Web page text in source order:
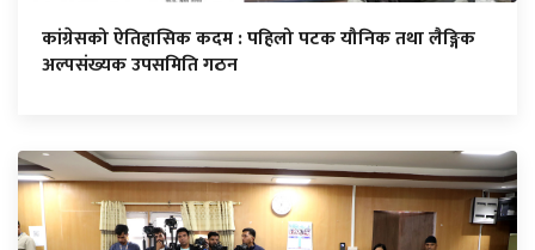
कांग्रेसको ऐतिहासिक कदम : पहिलो पटक यौनिक तथा लैङ्गिक
अल्पसंख्यक उपसमिति गठन